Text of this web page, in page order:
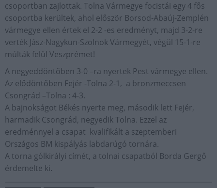
csoportban zajlottak. Tolna Vármegye focistái egy 4 fős
csoportba kerültek, ahol először Borsod-Abaúj-Zemplén
vármegye ellen értek el 2-2 -es eredményt, majd 3-2-re
verték Jász-Nagykun-Szolnok Vármegyét, végül 15-1-re
múlták felül Veszprémet!
A negyeddöntőben 3-0 –ra nyertek Pest vármegye ellen.
Az elődöntőben Fejér -Tolna 2-1, a bronzmeccsen
Csongrád –Tolna : 4-3.
A bajnokságot Békés nyerte meg, második lett Fejér,
harmadik Csongrád, negyedik Tolna. Ezzel az
eredménnyel a csapat kvalifikált a szeptemberi
Országos BM kispályás labdarúgó tornára.
A torna gólkirályi címét, a tolnai csapatból Borda Gergő
érdemelte ki.